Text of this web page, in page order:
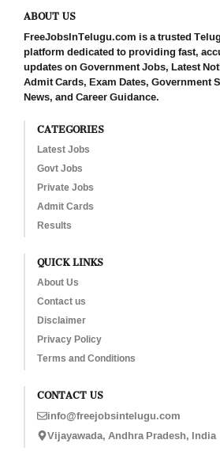
ABOUT US
FreeJobsInTelugu.com is a trusted
platform dedicated to providing fast,
updates on Government Jobs, Latest
Admit Cards, Exam Dates, Government
News, and Career Guidance.
CATEGORIES
Latest Jobs
Govt Jobs
Private Jobs
Admit Cards
Results
QUICK LINKS
About Us
Contact us
Disclaimer
Privacy Policy
Terms and Conditions
CONTACT US
info@freejobsintelugu.com
Vijayawada, Andhra Pradesh, India